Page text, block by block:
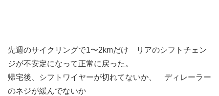
先週のサイクリングで1〜2kmだけ リアのシフトチェン
ジが不安定になって正常に戻った。
帰宅後、シフトワイヤーが切れてないか、 ディレーラー
のネジが緩んでないか